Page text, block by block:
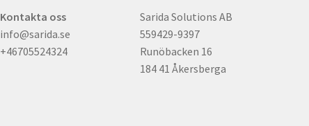
Kontakta oss
info@sarida.se
+46705524324
Sarida Solutions AB
559429-9397
Runöbacken 16
184 41 Åkersberga